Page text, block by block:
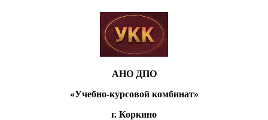
АНО ДПО
«Учебно-курсовой комбинат»
г. Коркино